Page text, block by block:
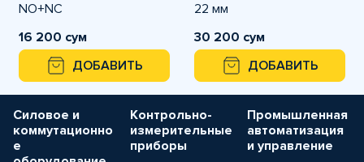
NO+NC
16 200 сум
ДОБАВИТЬ
22 мм
30 200 сум
ДОБАВИТЬ
Силовое и
коммутационно
е
Контрольно-
измерительные
приборы
Промышленная
автоматизация
и управление